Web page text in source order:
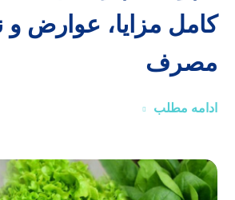
کامل مزایا، عوارض و
مصرف
ادامه مطلب